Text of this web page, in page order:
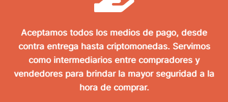
Aceptamos todos los medios de pago, desde
contra entrega hasta criptomonedas. Servimos
como intermediarios entre compradores y
vendedores para brindar la mayor seguridad a la
hora de comprar.